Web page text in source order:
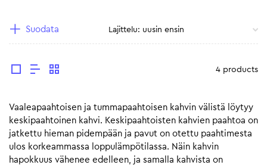
Suodata
4 products
Vaaleapaahtoisen ja tummapaahtoisen kahvin välistä löytyy
keskipaahtoinen kahvi. Keskipaahtoisten kahvien paahtoa on
jatkettu hieman pidempään ja pavut on otettu paahtimesta
ulos korkeammassa loppulämpötilassa. Näin kahvin
hapokkuus vähenee edelleen, ja samalla kahvista on